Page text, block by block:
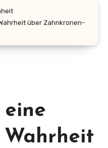
über Zahnkronen-
eine
Wahrheit